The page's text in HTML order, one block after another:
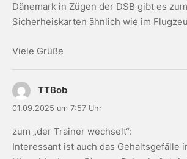
Dänemark in Zügen der DSB gibt es
Sicherheiskarten ähnlich wie im
Viele Grüße
TTBob
01.09.2025 um 7:57 Uhr
zum „der Trainer wechselt“:
Interessant ist auch das Gehaltsgefälle